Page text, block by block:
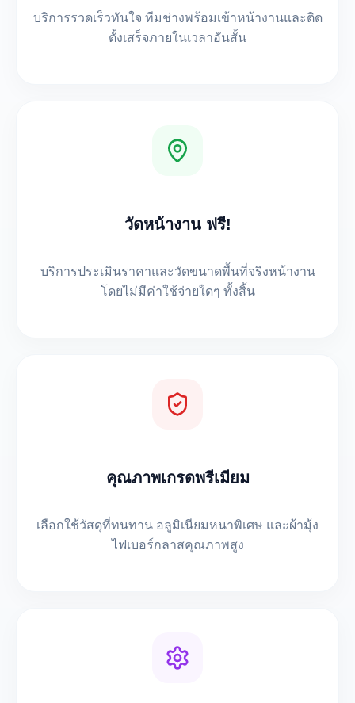
บริการรวดเร็วทันใจ ทีมช่างพร้อมเข้าหน้างานและติด
ตั้งเสร็จภายในเวลาอันสั้น
วัดหน้างาน ฟรี!
บริการประเมินราคาและวัดขนาดพื้นที่จริงหน้างาน
โดยไม่มีค่าใช้จ่ายใดๆ ทั้งสิ้น
คุณภาพเกรดพรีเมียม
เลือกใช้วัสดุที่ทนทาน อลูมิเนียมหนาพิเศษ และผ้ามุ้ง
ไฟเบอร์กลาสคุณภาพสูง